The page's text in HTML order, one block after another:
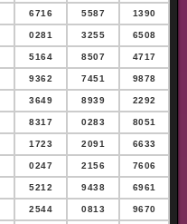
6716 5587 1390
0281 3255 6508
5164 8507 4717
9362 7451 9878
3649 8939 2292
8317 0283 8051
1723 2091 6633
0247 2156 7606
5212 9438 6961
2544 0813 9670